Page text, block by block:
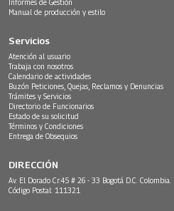
Informes de Gestión
Manual de producción y estilo
Servicios
Atención al usuario
Trabaja con nosotros
Calendario de actividades
Buzón Peticiones, Quejas, Reclamos y Denuncias
Trámites y Servicios
Directorio de Funcionarios
Estado de su solicitud
Términos y Condiciones
Entrega de Obsequios
DIRECCIÓN
Av. El Dorado Cr.45 # 26 - 33 Bogotá D.C. Colombia.
Código Postal: 111321